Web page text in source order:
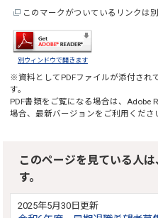
このマークがついているリンクは
別ウィンドウで開きます
※資料としてPDFファイルが添付され
す。
PDF書類をご覧になる場合は、 Adobe
場合、最新バージョンをご利用くださ
このページを見ている人
す。
2025年5月30日更新